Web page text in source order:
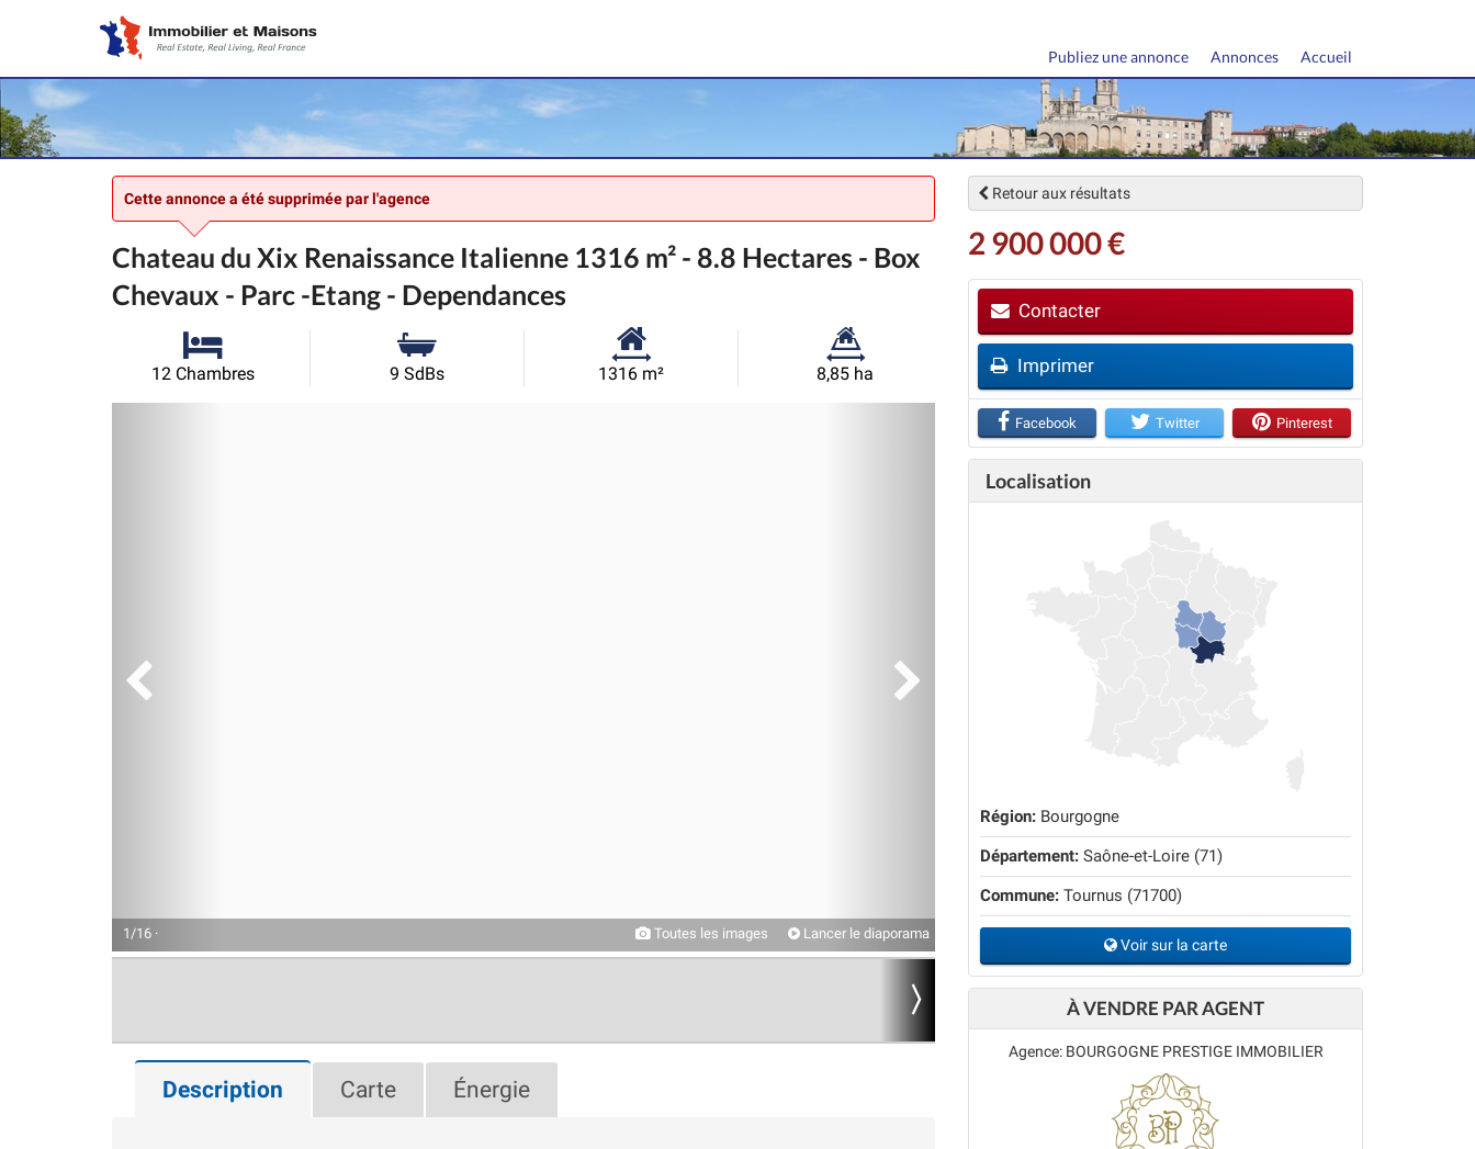
Accueil
Annonces
Publiez une annonce
Cette annonce a été supprimée par l'agence
Chateau du Xix Renaissance Italienne 1316 m² - 8.8 Hectares - Box
Chevaux - Parc -Etang - Dependances
12 Chambres 9 SdBs
Surface
1316 m²
Superficie
8,85 ha
Suivant
1/16 · Toutes les images Lancer le diaporama
Description Carte Énergie
Retour aux résultats
2 900 000 €
Contacter
Imprimer
Facebook Twitter Pinterest
Localisation
Région: Bourgogne
Département: Saône-et-Loire (71)
Commune: Tournus (71700)
Voir sur la carte
À VENDRE PAR AGENT
Agence: BOURGOGNE PRESTIGE IMMOBILIER